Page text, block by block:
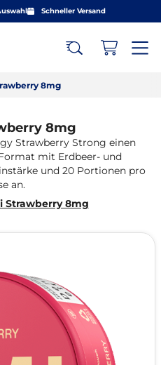
Schneller Versand
8mg‎
8mg
Strawberry Strong einen
mit Erdbeer- und
und 20 Portionen pro
an.
Strawberry 8mg